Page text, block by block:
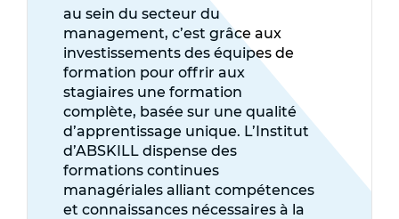
au sein du secteur du
management, c’est grâce aux
investissements des équipes de
formation pour offrir aux
stagiaires une formation
complète, basée sur une qualité
d’apprentissage unique. L’Institut
d’ABSKILL dispense des
formations continues
managériales alliant compétences
et connaissances nécessaires à la